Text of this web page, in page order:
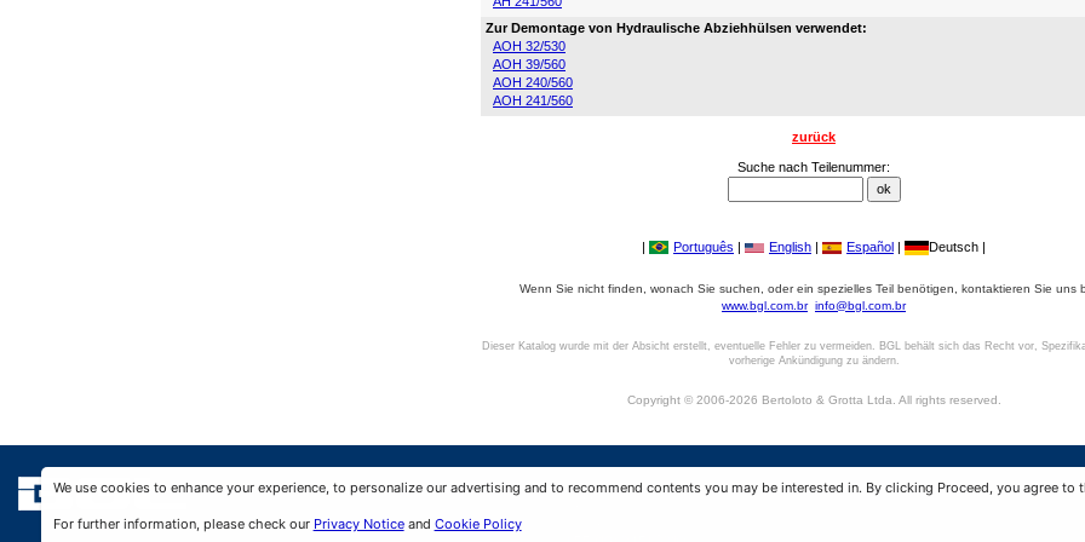
Zur Demontage von Hydraulische Abziehhülsen verwendet:
AOH 32/530
AOH 39/560
AOH 240/560
AOH 241/560
zurück
Suche nach Teilenummer:
| Português | English | Español | Deutsch |
Wenn Sie nicht finden, wonach Sie suchen, oder ein spezielles Teil benötigen, kontaktieren Sie uns
www.bgl.com.br info@bgl.com.br
Dieser Katalog wurde mit der Absicht erstellt, eventuelle Fehler zu vermeiden. BGL behält sich das Recht vor,
vorherige Ankündigung zu ändern.
Copyright © 2006-2026 Bertoloto & Grotta Ltda. All rights reserved.
We use cookies to enhance your experience, to personalize our advertising and to recommend contents you may be interested in. By clicking Proceed, you agree to
For further information, please check our Privacy Noticeand Cookie Policy
BGL - Bertoloto & Grotta Ltda. | Hülsen für Lager.